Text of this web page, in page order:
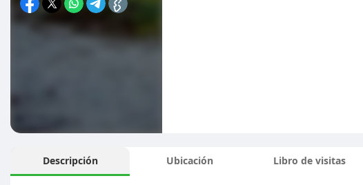
Descripción Ubicación Libro de visitas